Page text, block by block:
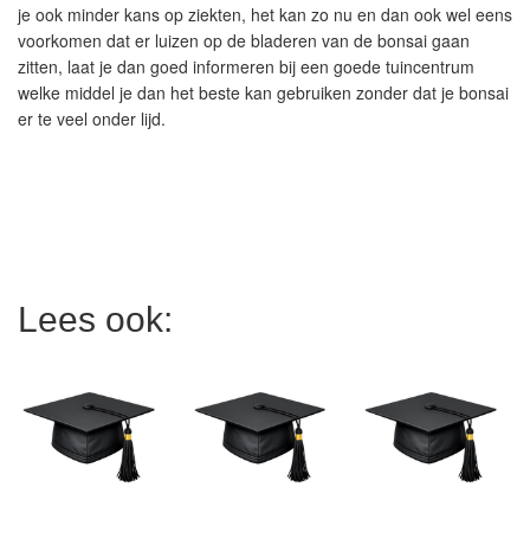
je ook minder kans op ziekten, het kan zo nu en dan ook wel eens
voorkomen dat er luizen op de bladeren van de bonsai gaan
zitten, laat je dan goed informeren bij een goede tuincentrum
welke middel je dan het beste kan gebruiken zonder dat je bonsai
er te veel onder lijd.
Lees ook: